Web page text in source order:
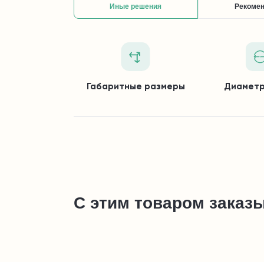
Иные решения
Габаритные размеры
С этим товаром